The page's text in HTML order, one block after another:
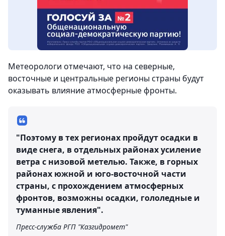
Метеорологи отмечают, что на северные,
восточные и центральные регионы страны будут
оказывать влияние атмосферные фронты.
"Поэтому в тех регионах пройдут осадки в
виде снега, в отдельных районах усиление
ветра с низовой метелью. Также, в горных
районах южной и юго-восточной части
страны, с прохождением атмосферных
фронтов, возможны осадки, гололедные и
туманные явления".
Пресс-служба РГП "Казгидромет"